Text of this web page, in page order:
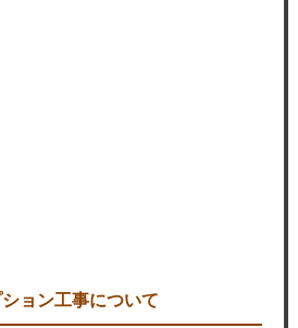
ョン工事について